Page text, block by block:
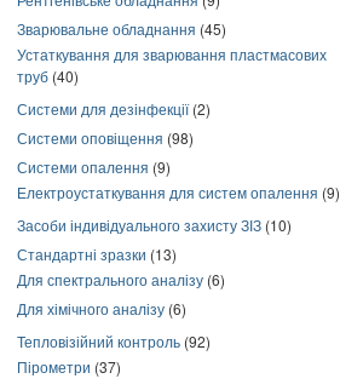
Зварювальне обладнання (45)
Устаткування для зварювання пластмасових
труб (40)
Системи для дезінфекції(2)
Системи оповіщення (98)
Системи опалення (9)
Електроустаткування для систем опалення (9)
Засоби індивідуального захисту ЗІЗ (10)
Стандартні зразки (13)
Для спектрального аналізу (6)
Для хімічного аналізу (6)
Тепловізійний контроль (92)
Пірометри (37)